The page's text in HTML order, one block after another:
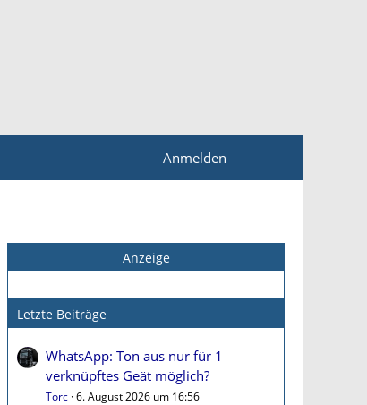
Anmelden
Anzeige
Letzte Beiträge
WhatsApp: Ton aus nur für 1
verknüpftes Geät möglich?
Torc 6. August 2026 um 16:56